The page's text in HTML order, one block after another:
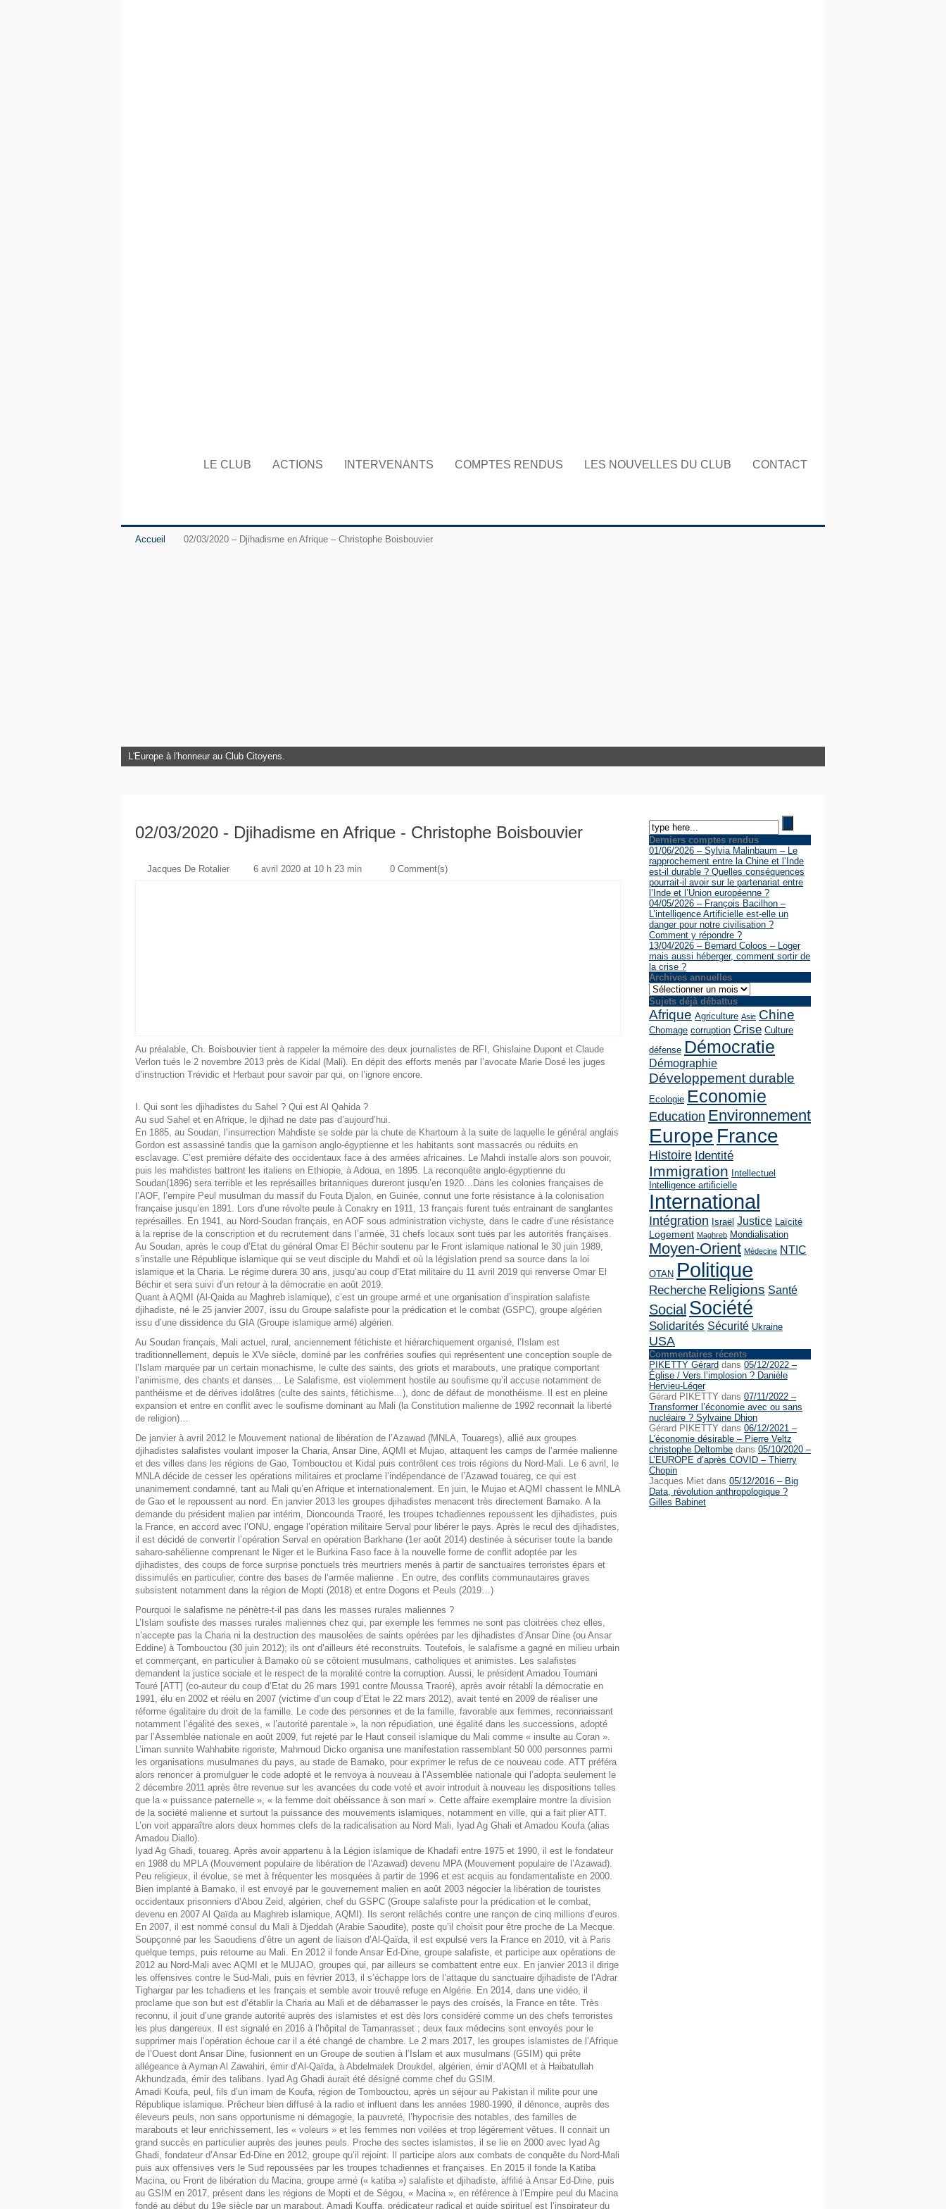
LE CLUB ACTIONS INTERVENANTS COMPTES RENDUS LES NOUVELLES DU CLUB CONTACT
Accueil 02/03/2020 – Djihadisme en Afrique – Christophe Boisbouvier
L'Europe à l'honneur au Club Citoyens.
Derniers comptes rendus
01/06/2026 – Sylvia Malinbaum – Le
rapprochement entre la Chine et l’Inde
est-il durable ? Quelles conséquences
pourrait-il avoir sur le partenariat entre
l’Inde et l’Union européenne ?
04/05/2026 – François Bacilhon –
L’intelligence Artificielle est-elle un
danger pour notre civilisation ?
Comment y répondre ?
13/04/2026 – Bernard Coloos – Loger
mais aussi héberger, comment sortir de
la crise ?
Archives annuelles
Archives
annuelles
Sujets déjà débattus
Afrique Agriculture Asie Chine
Chomage corruption Crise Culture
défense Démocratie
Démographie
Développement durable
Ecologie Economie
Education Environnement
Europe France
Histoire Identité
Immigration Intellectuel
Intelligence artificielle
International
Intégration Israël Justice Laïcité
Logement Maghreb Mondialisation
Moyen-Orient Médecine NTIC
OTAN Politique
Recherche Religions Santé
Social Société
Solidarités Sécurité Ukraine
USA
Commentaires récents
PIKETTY Gérard dans 05/12/2022 –
Église / Vers l’implosion ? Danièle
Hervieu-Léger
Gérard PIKETTY dans 07/11/2022 –
Transformer l’économie avec ou sans
nucléaire ? Sylvaine Dhion
Gérard PIKETTY dans 06/12/2021 –
L’économie désirable – Pierre Veltz
christophe Deltombe dans 05/10/2020 –
L’EUROPE d’après COVID – Thierry
Chopin
Jacques Miet dans 05/12/2016 – Big
Data, révolution anthropologique ?
Gilles Babinet
02/03/2020 - Djihadisme en Afrique - Christophe Boisbouvier
Jacques De Rotalier 6 avril 2020 at 10 h 23 min 0 Comment(s)
Au préalable, Ch. Boisbouvier tient à rappeler la mémoire des deux journalistes de RFI, Ghislaine Dupont et Claude
Verlon tués le 2 novembre 2013 près de Kidal (Mali). En dépit des efforts menés par l’avocate Marie Dosé les juges
d’instruction Trévidic et Herbaut pour savoir par qui, on l’ignore encore.
I. Qui sont les djihadistes du Sahel ? Qui est Al Qahida ?
Au sud Sahel et en Afrique, le djihad ne date pas d’aujourd’hui.
En 1885, au Soudan, l’insurrection Mahdiste se solde par la chute de Khartoum à la suite de laquelle le général anglais
Gordon est assassiné tandis que la garnison anglo-égyptienne et les habitants sont massacrés ou réduits en
esclavage. C’est première défaite des occidentaux face à des armées africaines. Le Mahdi installe alors son pouvoir,
puis les mahdistes battront les italiens en Ethiopie, à Adoua, en 1895. La reconquête anglo-égyptienne du
Soudan(1896) sera terrible et les représailles britanniques dureront jusqu’en 1920…Dans les colonies françaises de
l’AOF, l’empire Peul musulman du massif du Fouta Djalon, en Guinée, connut une forte résistance à la colonisation
française jusqu’en 1891. Lors d’une révolte peule à Conakry en 1911, 13 français furent tués entrainant de sanglantes
représailles. En 1941, au Nord-Soudan français, en AOF sous administration vichyste, dans le cadre d’une résistance
à la reprise de la conscription et du recrutement dans l’armée, 31 chefs locaux sont tués par les autorités françaises.
Au Soudan, après le coup d’Etat du général Omar El Béchir soutenu par le Front islamique national le 30 juin 1989,
s’installe une République islamique qui se veut disciple du Mahdi et où la législation prend sa source dans la loi
islamique et la Charia. Le régime durera 30 ans, jusqu’au coup d’Etat militaire du 11 avril 2019 qui renverse Omar El
Béchir et sera suivi d’un retour à la démocratie en août 2019.
Quant à AQMI (Al-Qaida au Maghreb islamique), c’est un groupe armé et une organisation d’inspiration salafiste
djihadiste, né le 25 janvier 2007, issu du Groupe salafiste pour la prédication et le combat (GSPC), groupe algérien
issu d’une dissidence du GIA (Groupe islamique armé) algérien.
Au Soudan français, Mali actuel, rural, anciennement fétichiste et hiérarchiquement organisé, l’Islam est
traditionnellement, depuis le XVe siècle, dominé par les confréries soufies qui représentent une conception souple de
l’Islam marquée par un certain monachisme, le culte des saints, des griots et marabouts, une pratique comportant
l’animisme, des chants et danses… Le Salafisme, est violemment hostile au soufisme qu’il accuse notamment de
panthéisme et de dérives idolâtres (culte des saints, fétichisme…), donc de défaut de monothéisme. Il est en pleine
expansion et entre en conflit avec le soufisme dominant au Mali (la Constitution malienne de 1992 reconnait la liberté
de religion)…
De janvier à avril 2012 le Mouvement national de libération de l’Azawad (MNLA, Touaregs), allié aux groupes
djihadistes salafistes voulant imposer la Charia, Ansar Dine, AQMI et Mujao, attaquent les camps de l’armée malienne
et des villes dans les régions de Gao, Tombouctou et Kidal puis contrôlent ces trois régions du Nord-Mali. Le 6 avril, le
MNLA décide de cesser les opérations militaires et proclame l’indépendance de l’Azawad touareg, ce qui est
unanimement condamné, tant au Mali qu’en Afrique et internationalement. En juin, le Mujao et AQMI chassent le MNLA
de Gao et le repoussent au nord. En janvier 2013 les groupes djihadistes menacent très directement Bamako. A la
demande du président malien par intérim, Dioncounda Traoré, les troupes tchadiennes repoussent les djihadistes, puis
la France, en accord avec l’ONU, engage l’opération militaire Serval pour libérer le pays. Après le recul des djihadistes,
il est décidé de convertir l’opération Serval en opération Barkhane (1er août 2014) destinée à sécuriser toute la bande
saharo-sahélienne comprenant le Niger et le Burkina Faso face à la nouvelle forme de conflit adoptée par les
djihadistes, des coups de force surprise ponctuels très meurtriers menés à partir de sanctuaires terroristes épars et
dissimulés en particulier, contre des bases de l’armée malienne . En outre, des conflits communautaires graves
subsistent notamment dans la région de Mopti (2018) et entre Dogons et Peuls (2019…)
Pourquoi le salafisme ne pénètre-t-il pas dans les masses rurales maliennes ?
L’Islam soufiste des masses rurales maliennes chez qui, par exemple les femmes ne sont pas cloitrées chez elles,
n’accepte pas la Charia ni la destruction des mausolées de saints opérées par les djihadistes d’Ansar Dine (ou Ansar
Eddine) à Tombouctou (30 juin 2012); ils ont d’ailleurs été reconstruits. Toutefois, le salafisme a gagné en milieu urbain
et commerçant, en particulier à Bamako où se côtoient musulmans, catholiques et animistes. Les salafistes
demandent la justice sociale et le respect de la moralité contre la corruption. Aussi, le président Amadou Toumani
Touré [ATT] (co-auteur du coup d’Etat du 26 mars 1991 contre Moussa Traoré), après avoir rétabli la démocratie en
1991, élu en 2002 et réélu en 2007 (victime d’un coup d’Etat le 22 mars 2012), avait tenté en 2009 de réaliser une
réforme égalitaire du droit de la famille. Le code des personnes et de la famille, favorable aux femmes, reconnaissant
notamment l’égalité des sexes, « l’autorité parentale », la non répudiation, une égalité dans les successions, adopté
par l’Assemblée nationale en août 2009, fut rejeté par le Haut conseil islamique du Mali comme « insulte au Coran ».
L’iman sunnite Wahhabite rigoriste, Mahmoud Dicko organisa une manifestation rassemblant 50 000 personnes parmi
les organisations musulmanes du pays, au stade de Bamako, pour exprimer le refus de ce nouveau code. ATT préféra
alors renoncer à promulguer le code adopté et le renvoya à nouveau à l’Assemblée nationale qui l’adopta seulement le
2 décembre 2011 après être revenue sur les avancées du code voté et avoir introduit à nouveau les dispositions telles
que la « puissance paternelle », « la femme doit obéissance à son mari ». Cette affaire exemplaire montre la division
de la société malienne et surtout la puissance des mouvements islamiques, notamment en ville, qui a fait plier ATT.
L’on voit apparaître alors deux hommes clefs de la radicalisation au Nord Mali, Iyad Ag Ghali et Amadou Koufa (alias
Amadou Diallo).
Iyad Ag Ghadi, touareg. Après avoir appartenu à la Légion islamique de Khadafi entre 1975 et 1990, il est le fondateur
en 1988 du MPLA (Mouvement populaire de libération de l’Azawad) devenu MPA (Mouvement populaire de l’Azawad).
Peu religieux, il évolue, se met à fréquenter les mosquées à partir de 1996 et est acquis au fondamentaliste en 2000.
Bien implanté à Bamako, il est envoyé par le gouvernement malien en août 2003 négocier la libération de touristes
occidentaux prisonniers d’Abou Zeid, algérien, chef du GSPC (Groupe salafiste pour la prédication et le combat,
devenu en 2007 Al Qaïda au Maghreb islamique, AQMI). Ils seront relâchés contre une rançon de cinq millions d’euros.
En 2007, il est nommé consul du Mali à Djeddah (Arabie Saoudite), poste qu’il choisit pour être proche de La Mecque.
Soupçonné par les Saoudiens d’être un agent de liaison d’Al-Qaïda, il est expulsé vers la France en 2010, vit à Paris
quelque temps, puis retourne au Mali. En 2012 il fonde Ansar Ed-Dine, groupe salafiste, et participe aux opérations de
2012 au Nord-Mali avec AQMI et le MUJAO, groupes qui, par ailleurs se combattent entre eux. En janvier 2013 il dirige
les offensives contre le Sud-Mali, puis en février 2013, il s’échappe lors de l’attaque du sanctuaire djihadiste de l’Adrar
Tighargar par les tchadiens et les français et semble avoir trouvé refuge en Algérie. En 2014, dans une vidéo, il
proclame que son but est d’établir la Charia au Mali et de débarrasser le pays des croisés, la France en tête. Très
reconnu, il jouit d’une grande autorité auprès des islamistes et est dès lors considéré comme un des chefs terroristes
les plus dangereux. Il est signalé en 2016 à l’hôpital de Tamanrasset ; deux faux médecins sont envoyés pour le
supprimer mais l’opération échoue car il a été changé de chambre. Le 2 mars 2017, les groupes islamistes de l’Afrique
de l’Ouest dont Ansar Dine, fusionnent en un Groupe de soutien à l’Islam et aux musulmans (GSIM) qui prête
allégeance à Ayman Al Zawahiri, émir d’Al-Qaïda, à Abdelmalek Droukdel, algérien, émir d’AQMI et à Haibatullah
Akhundzada, émir des talibans. Iyad Ag Ghadi aurait été désigné comme chef du GSIM.
Amadi Koufa, peul, fils d’un imam de Koufa, région de Tombouctou, après un séjour au Pakistan il milite pour une
République islamique. Prêcheur bien diffusé à la radio et influent dans les années 1980-1990, il dénonce, auprès des
éleveurs peuls, non sans opportunisme ni démagogie, la pauvreté, l’hypocrisie des notables, des familles de
marabouts et leur enrichissement, les « voleurs » et les femmes non voilées et trop légèrement vêtues. Il connait un
grand succès en particulier auprès des jeunes peuls. Proche des sectes islamistes, il se lie en 2000 avec Iyad Ag
Ghadi, fondateur d’Ansar Ed-Dine en 2012, groupe qu’il rejoint. Il participe alors aux combats de conquête du Nord-Mali
puis aux offensives vers le Sud repoussées par les troupes tchadiennes et françaises. En 2015 il fonde la Katiba
Macina, ou Front de libération du Macina, groupe armé (« katiba ») salafiste et djihadiste, affilié à Ansar Ed-Dine, puis
au GSIM en 2017, présent dans les régions de Mopti et de Ségou, « Macina », en référence à l’Empire peul du Macina
fondé au début du 19e siècle par un marabout. Amadi Kouffa, prédicateur radical et guide spirituel est l’inspirateur du